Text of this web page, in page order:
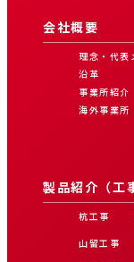
会社概要
理念・代表
沿革
事業所紹介
海外事業所
製品紹介（工
杭工事
山留工事